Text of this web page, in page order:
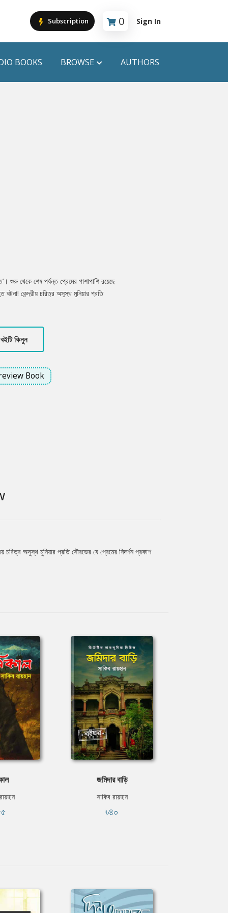
Subscription 0
Cart is empty
Sign In
BOOKS BROWSE AUTHORS
শুরু থেকে শেষ পর্যন্ত প্রেমের পাশাপাশি রয়েছে
ঘটনা! কেন্দ্রীয় চরিত্র অসুস্থ মুনিয়ার প্রতি
ভালোবাসার এক উদাহরণ।
বইটি কিনুন
Book
চরিত্র অসুস্থ মুনিয়ার প্রতি সৌরভের যে প্রেমের নিদর্শন প্রকাশ
জমিদার বাড়ি
সাকিব রায়হান
৳৪০